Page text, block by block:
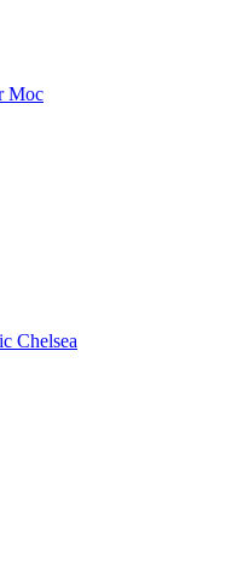
Moc
Chelsea